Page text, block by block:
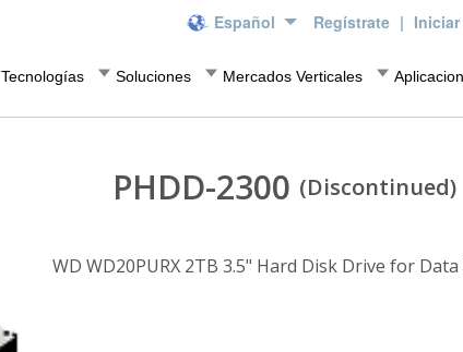
Español Regístrate |
Tecnologías Soluciones Mercados Verticales
PHDD-2300 (Discontinued)
WD WD20PURX 2TB 3.5" Hard Disk Drive for